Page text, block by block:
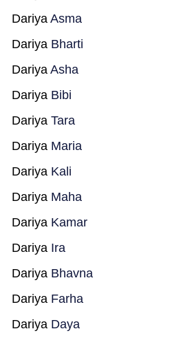
DariyaAsma
Dariya Bharti
DariyaAsha
Dariya Bibi
DariyaTara
Dariya Maria
Dariya Kali
Dariya Maha
Dariya Kamar
Dariya Ira
Dariya Bhavna
Dariya Farha
Dariya Daya